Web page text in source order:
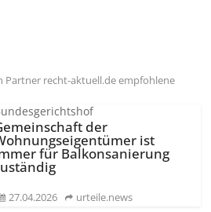
Partner recht-aktuell.de empfohlene
der
ist
für Balkonsanierung
27.04.2026 urteile.news